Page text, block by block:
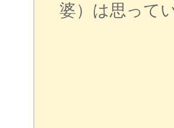
婆）は思って